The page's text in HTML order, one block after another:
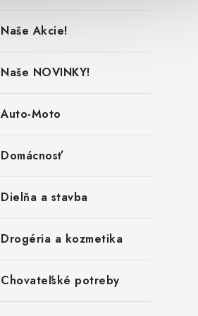
Naše Akcie!
Naše NOVINKY!
Auto-Moto
Domácnosť
Dielňa a stavba
Drogéria a kozmetika
Chovateľské potreby